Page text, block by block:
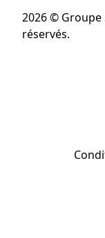
2026 © Groupe
réservés.